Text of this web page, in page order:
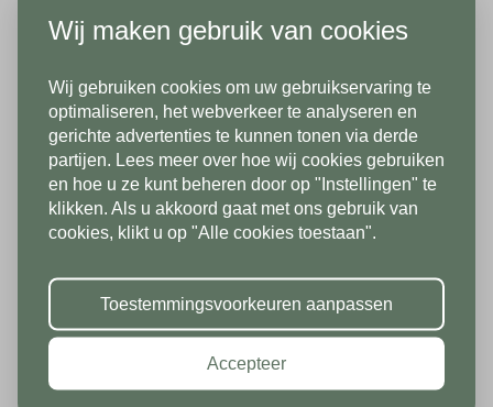
Castle Grind Beige 5-15 mm
Beschikbaar in
Mini big bag (0,5 m3)Big bag (1 m3)
In verband met onze
vakantiesluiting zijn wij vanaf 1/8
tot en met 9/8 gesloten. Vanaf
10/8 zien we jullie graag weer bij
ons in de showroom. Fijne
vakantie!
Wij maken gebruik van cookies
Wij gebruiken cookies om uw gebruikservaring te
optimaliseren, het webverkeer te analyseren en
gerichte advertenties te kunnen tonen via derde
partijen. Lees meer over hoe wij cookies gebruiken
en hoe u ze kunt beheren door op "Instellingen" te
klikken. Als u akkoord gaat met ons gebruik van
cookies, klikt u op "Alle cookies toestaan".
Toestemmingsvoorkeuren aanpassen
Accepteer